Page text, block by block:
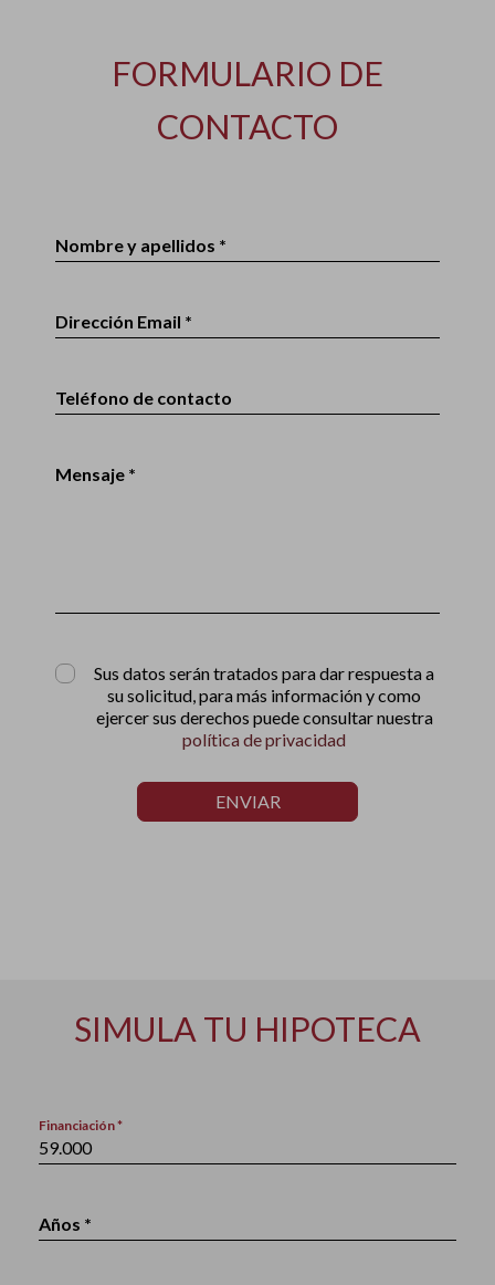
FORMULARIO DE
CONTACTO
Nombre y apellidos *
Dirección Email *
Teléfono de contacto
Mensaje *
Sus datos serán tratados para dar respuesta a
su solicitud, para más información y como
ejercer sus derechos puede consultar nuestra
política de privacidad
ENVIAR
SIMULA TU HIPOTECA
Financiación *
Años *